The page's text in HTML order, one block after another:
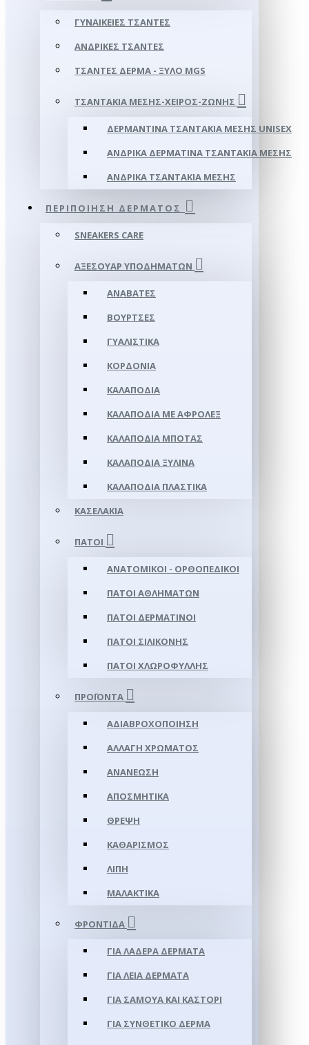
ΓΥΝΑΙΚΕΊΕΣ ΤΣΆΝΤΕΣ
ΑΝΔΡΙΚΈΣ ΤΣΆΝΤΕΣ
ΤΣΆΝΤΕΣ ΔΈΡΜΑ - ΞΎΛΟ MGS
ΤΣΑΝΤΆΚΙΑ ΜΈΣΗΣ-ΧΕΙΡΌΣ-ΖΏΝΗΣ
ΔΕΡΜΆΝΤΙΝΑ ΤΣΑΝΤΆΚΙΑ ΜΈΣΗΣ UNISEX
ΑΝΔΡΙΚΆ ΔΕΡΜΆΤΙΝΑ ΤΣΑΝΤΆΚΙΑ ΜΈΣΗΣ
ΑΝΔΡΙΚΆ ΤΣΑΝΤΆΚΙΑ ΜΈΣΗΣ
ΠΕΡΙΠΟΊΗΣΗ ΔΈΡΜΑΤΟΣ
SNEAKERS CARE
ΑΞΕΣΟΥΑΡ ΥΠΟΔΗΜΆΤΩΝ
ΑΝΑΒΆΤΕΣ
ΒΟΎΡΤΣΕΣ
ΓΥΑΛΙΣΤΙΚΆ
ΚΟΡΔΌΝΙΑ
ΚΑΛΑΠΌΔΙΑ
ΚΑΛΑΠΌΔΙΑ ΜΕ ΑΦΡΟΛΕΞ
ΚΑΛΑΠΌΔΙΑ ΜΠΌΤΑΣ
ΚΑΛΑΠΌΔΙΑ ΞΎΛΙΝΑ
ΚΑΛΑΠΌΔΙΑ ΠΛΑΣΤΙΚΆ
ΚΑΣΕΛΆΚΙΑ
ΠΆΤΟΙ
ΑΝΑΤΟΜΙΚΟΊ - ΟΡΘΟΠΕΔΙΚΟΊ
ΠΆΤΟΙ ΑΘΛΗΜΆΤΩΝ
ΠΆΤΟΙ ΔΕΡΜΆΤΙΝΟΙ
ΠΆΤΟΙ ΣΙΛΙΚΌΝΗΣ
ΠΆΤΟΙ ΧΛΩΡΟΦΎΛΛΗΣ
ΠΡΟΪΌΝΤΑ
ΑΔΙΑΒΡΟΧΟΠΟΊΗΣΗ
ΑΛΛΑΓΉ ΧΡΏΜΑΤΟΣ
ΑΝΑΝΈΩΣΗ
ΑΠΟΣΜΗΤΙΚΆ
ΘΡΈΨΗ
ΚΑΘΑΡΙΣΜΌΣ
ΛΊΠΗ
ΜΑΛΑΚΤΙΚΆ
ΦΡΟΝΤΊΔΑ
ΓΙΑ ΛΑΔΕΡΆ ΔΈΡΜΑΤΑ
ΓΙΑ ΛΕΊΑ ΔΈΡΜΑΤΑ
ΓΙΑ ΣΑΜΟΥΑ ΚΑΙ ΚΑΣΤΌΡΙ
ΓΙΑ ΣΥΝΘΕΤΙΚΌ ΔΈΡΜΑ